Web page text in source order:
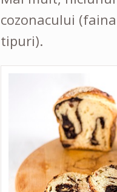
cozonacului
tipuri).